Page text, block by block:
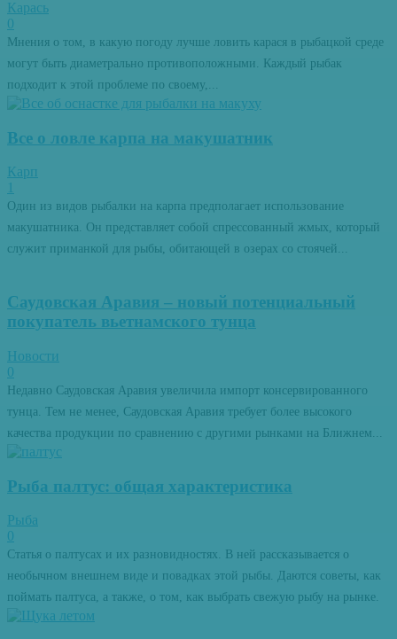
Карась
0
Мнения о том, в какую погоду лучше ловить карася в рыбацкой среде
могут быть диаметрально противоположными. Каждый рыбак
подходит к этой проблеме по своему,...
Все о ловле карпа на макушатник
Карп
1
Один из видов рыбалки на карпа предполагает использование
макушатника. Он представляет собой спрессованный жмых, который
служит приманкой для рыбы, обитающей в озерах со стоячей...
Саудовская Аравия – новый потенциальный
покупатель вьетнамского тунца
Новости
0
Недавно Саудовская Аравия увеличила импорт консервированного
тунца. Тем не менее, Саудовская Аравия требует более высокого
качества продукции по сравнению с другими рынками на Ближнем...
Рыба палтус: общая характеристика
Рыба
0
Статья о палтусах и их разновидностях. В ней рассказывается о
необычном внешнем виде и повадках этой рыбы. Даются советы, как
поймать палтуса, а также, о том, как выбрать свежую рыбу на рынке.